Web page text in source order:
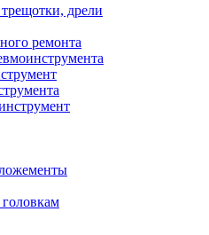
дрели
ремонта